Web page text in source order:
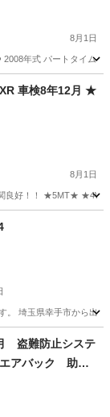
8月1日
年式 パートタイム
車検8年12月 ★
8月1日
良好！！ ★5MT★
埼玉県幸手市から出
盗難防止システ
アバック 助手
）